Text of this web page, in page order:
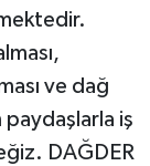
ve dağ
paydaşlarla iş
DAĞDER